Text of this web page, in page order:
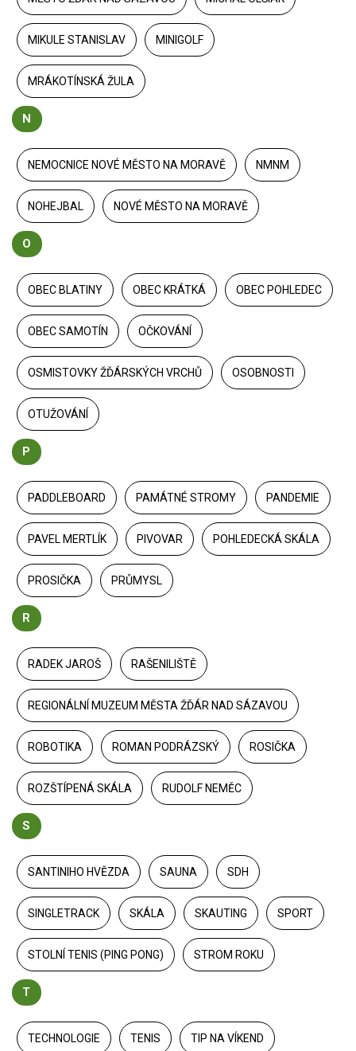
MIKULE STANISLAV MINIGOLF
MRÁKOTÍNSKÁ ŽULA
N
NEMOCNICE NOVÉ MĚSTO NA MORAVĚ NMNM
NOHEJBAL NOVÉ MĚSTO NA MORAVĚ
O
OBEC BLATINY OBEC KRÁTKÁ OBEC POHLEDEC
OBEC SAMOTÍN OČKOVÁNÍ
OSMISTOVKY ŽĎÁRSKÝCH VRCHŮ OSOBNOSTI
OTUŽOVÁNÍ
P
PADDLEBOARD PAMÁTNÉ STROMY PANDEMIE
PAVEL MERTLÍK PIVOVAR POHLEDECKÁ SKÁLA
PROSIČKA PRŮMYSL
R
RADEK JAROŠ RAŠENILIŠTĚ
REGIONÁLNÍ MUZEUM MĚSTA ŽĎÁR NAD SÁZAVOU
ROBOTIKA ROMAN PODRÁZSKÝ ROSIČKA
ROZŠTÍPENÁ SKÁLA RUDOLF NEMĚC
S
SANTINIHO HVĚZDA SAUNA SDH
SINGLETRACK SKÁLA SKAUTING SPORT
STOLNÍ TENIS (PING PONG) STROM ROKU
T
TECHNOLOGIE TENIS TIP NA VÍKEND